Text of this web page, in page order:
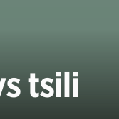
tsili